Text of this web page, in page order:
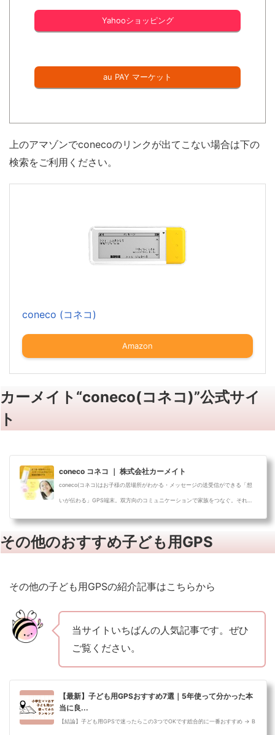
Yahooショッピング
au PAY マーケット
上のアマゾンでconecoのリンクが出てこない場合は下の
検索をご利用ください。
coneco (コネコ)
Amazon
カーメイト“coneco(コネコ)”公式サイ
ト
coneco コネコ ｜ 株式会社カーメイト
coneco(コネコ)はお子様の居場所がわかる・メッセージの送受信ができる「想
いが伝わる」GPS端末。双方向のコミュニケーションで家族をつなぐ。それがc
その他のおすすめ子ども用GPS
その他の子ども用GPSの紹介記事はこちらから
当サイトいちばんの人気記事です。ぜひ
ご覧ください。
【最新】子ども用GPSおすすめ7選｜5年使って分かった本
当に良...
【結論】子ども用GPSで迷ったらこの3つでOKです総合的に一番おすすめ → B